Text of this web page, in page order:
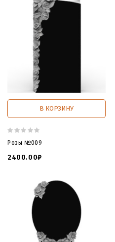
В КОРЗИНУ
Розы №009
2400.00₽